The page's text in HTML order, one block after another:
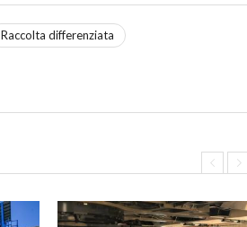
Raccolta differenziata